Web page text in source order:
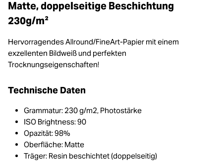
Matte, doppelseitige Beschichtung
230g/m²
Hervorragendes Allround/FineArt-Papier mit einem
exzellenten Bildweiß und perfekten
Trocknungseigenschaften!
Technische Daten
Grammatur: 230 g/m2, Photostärke
ISO Brightness: 90
Opazität: 98%
Oberfläche: Matte
Träger: Resin beschichtet (doppelseitig)